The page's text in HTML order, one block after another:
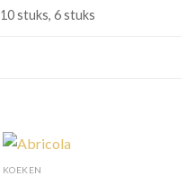
10 stuks, 6 stuks
KOEKEN